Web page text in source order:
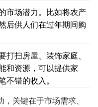
市场潜力。比如将农产
后供人们在过年期间购
扫房屋、装饰家庭、
和资源，可以提供家
错的收入。
关键在于市场需求、